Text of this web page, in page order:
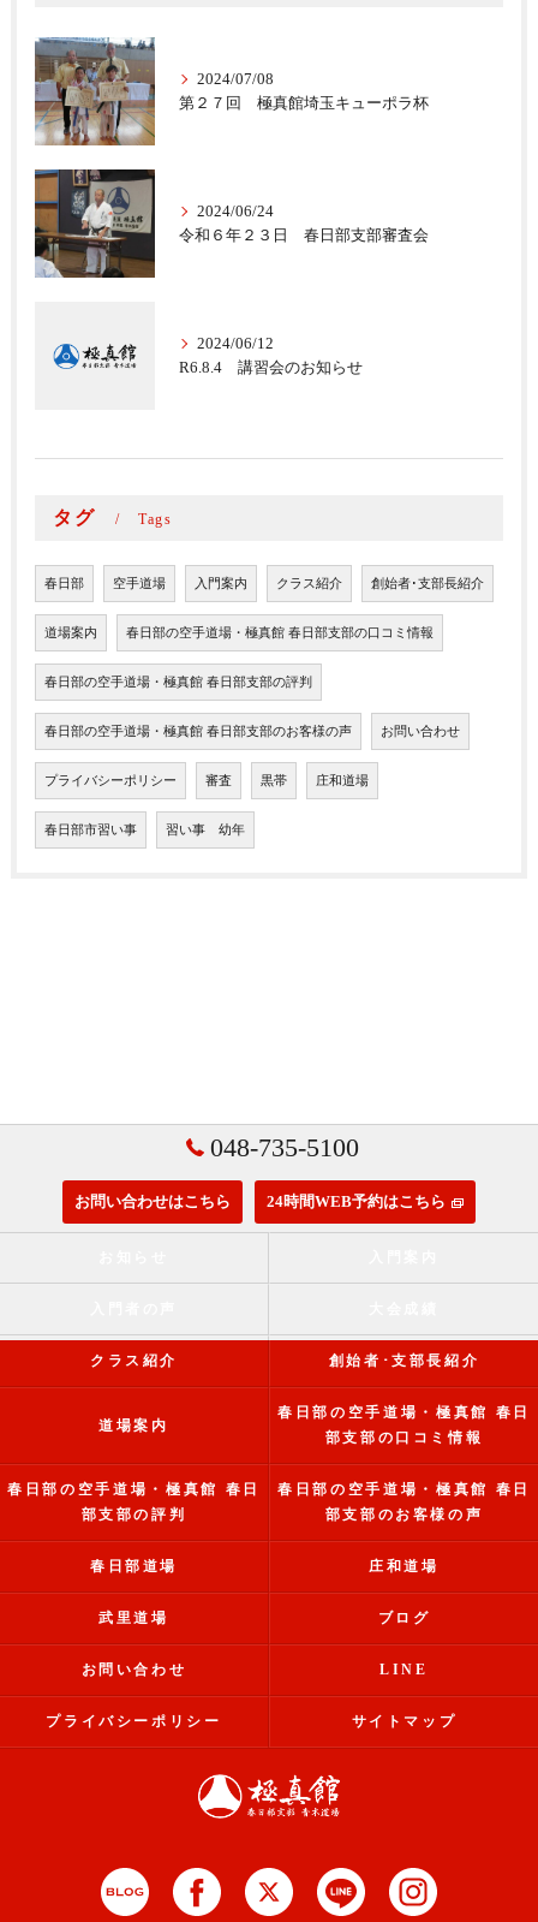
2024/07/08
第２７回 極真館埼玉キューポラ杯
2024/06/24
令和６年２３日 春日部支部審査会
2024/06/12
R6.8.4 講習会のお知らせ
タグ Tags
春日部 空手道場 入門案内 クラス紹介 創始者･支部長紹介
道場案内 春日部の空手道場・極真館 春日部支部の口コミ情報
春日部の空手道場・極真館 春日部支部の評判
春日部の空手道場・極真館 春日部支部のお客様の声 お問い合わせ
プライバシーポリシー 審査 黒帯 庄和道場
春日部市習い事 習い事 幼年
048-735-5100
お問い合わせはこちら 24時間WEB予約はこちら
クラス紹介 創始者･支部長紹介
道場案内
春日部の空手道場・極真館 春日
部支部の口コミ情報
春日部の空手道場・極真館 春日
部支部の評判
春日部の空手道場・極真館 春日
部支部のお客様の声
春日部道場 庄和道場
武里道場 ブログ
お問い合わせ LINE
プライバシーポリシー サイトマップ